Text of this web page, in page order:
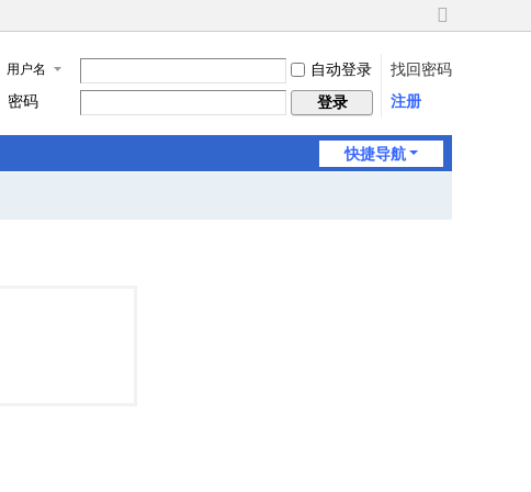
切
到
用户名 自动登录
找回密码
密码
登录 注册
快捷导航